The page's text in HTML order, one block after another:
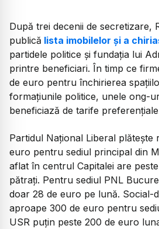
După trei decenii de secretizare,
publică lista imobilelor și a
partidele politice și fundația lui
printre beneficiari. În timp ce
de euro pentru închirierea
formațiunile politice, unele ong-
beneficiază de tarife
Partidul Național Liberal plătește
euro pentru sediul principal din
aflat în centrul Capitalei are
pătrați. Pentru sediul PNL
doar 28 de euro pe lună. Social-
aproape 300 de euro pentru
USR puțin peste 200 de euro